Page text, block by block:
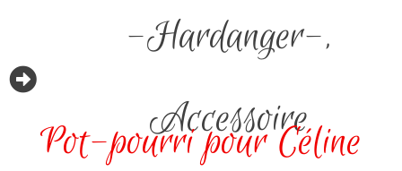
-Hardanger-,
Accessoire
Pot-pourri pour Céline